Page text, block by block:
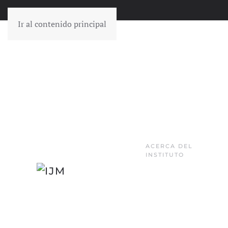
Ir al contenido principal
ACERCA DEL
INSTITUTO